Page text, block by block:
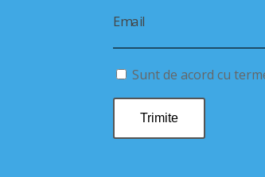
Email
Sunt de acord cu